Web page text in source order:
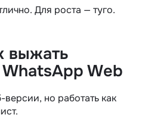
Для роста — туго.
выжать
Web
версии, но работать как